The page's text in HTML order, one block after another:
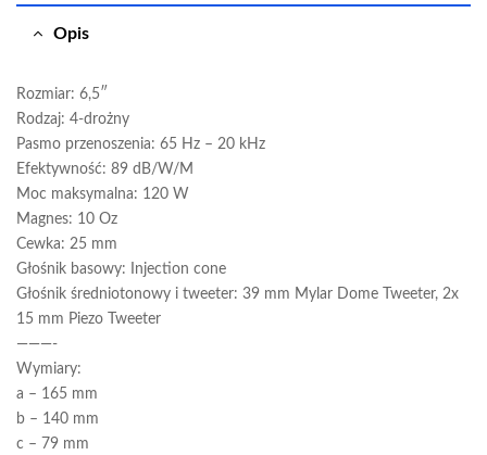
Opis
Rozmiar: 6,5″
Rodzaj: 4-drożny
Pasmo przenoszenia: 65 Hz – 20 kHz
Efektywność: 89 dB/W/M
Moc maksymalna: 120 W
Magnes: 10 Oz
Cewka: 25 mm
Głośnik basowy: Injection cone
Głośnik średniotonowy i tweeter: 39 mm Mylar Dome Tweeter, 2x
15 mm Piezo Tweeter
———-
Wymiary:
a – 165 mm
b – 140 mm
c – 79 mm